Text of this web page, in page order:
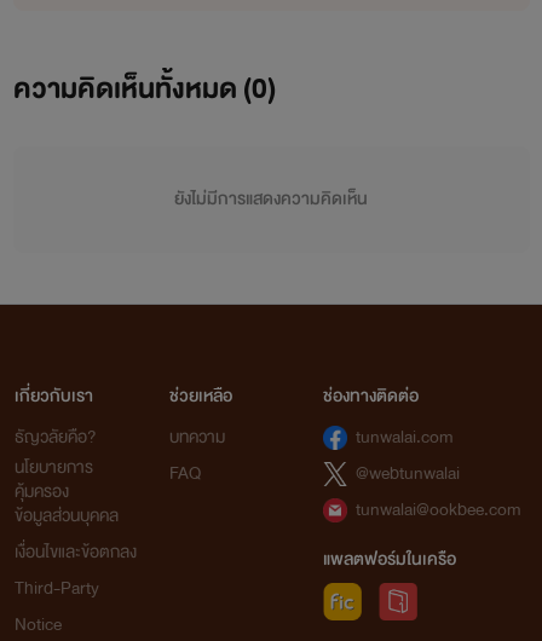
ความคิดเห็นทั้งหมด (0)
ยังไม่มีการแสดงความคิดเห็น
เกี่ยวกับเรา
ธัญวลัยคือ?
นโยบายการ
คุ้มครอง
ข้อมูลส่วนบุคคล
เงื่อนไขและข้อตกลง
Third-Party
Notice
ช่วยเหลือ
บทความ
FAQ
ช่องทางติดต่อ
tunwalai.com
@webtunwalai
tunwalai@ookbee.com
แพลตฟอร์มในเครือ